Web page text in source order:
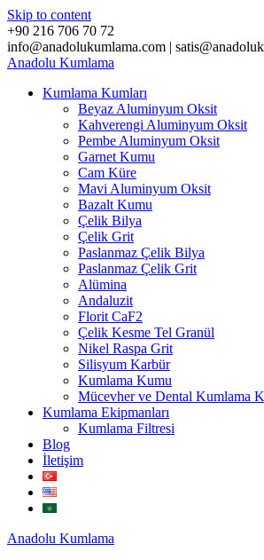
Skip to content
+90 216 706 70 72
info@anadolukumlama.com |
Anadolu Kumlama
Kumlama Kumları
Beyaz Aluminyum Oksit
Kahverengi Aluminyum Oksit
Pembe Aluminyum Oksit
Garnet Kumu
Cam Küre
Mavi Aluminyum Oksit
Bazalt Kumu
Çelik Bilya
Çelik Grit
Paslanmaz Çelik Bilya
Paslanmaz Çelik Grit
Alümina
Andaluzit
Florit CaF2
Çelik Kesme Tel Granül
Nikel Raspa Grit
Silisyum Karbür
Kumlama Kumu
Mücevher ve Dental Kumlama
Kumlama Ekipmanları
Kumlama Filtresi
Blog
İletişim
Anadolu Kumlama